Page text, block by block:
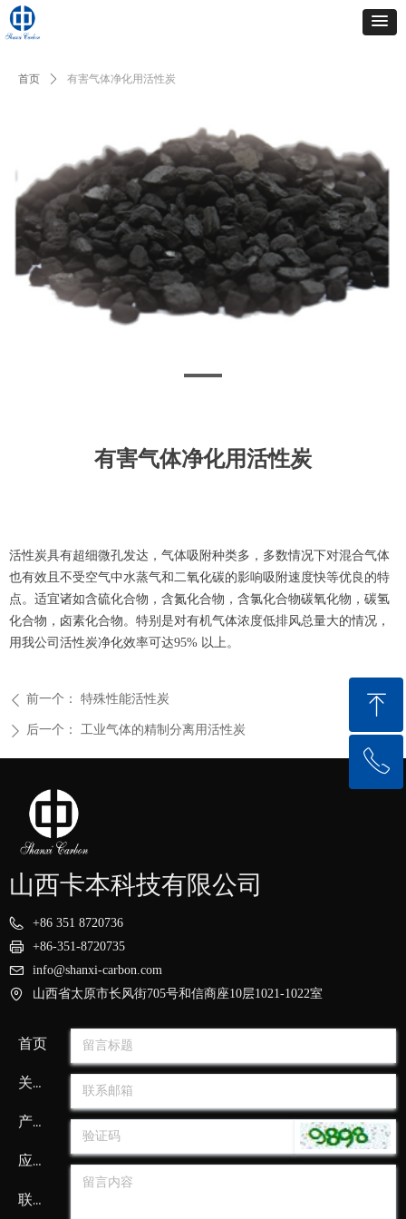
首页 ꄲ 有害气体净化用活性炭
有害气体净化用活性炭
ꄴ 前一个： 特殊性能活性炭
ꄲ 后一个： 工业气体的精制分离用活性炭
活性炭具有超细微孔发达，气体吸附种类多，多数情况下对混合气体
也有效且不受空气中水蒸气和二氧化碳的影响吸附速度快等优良的特
点。适宜诸如含硫化合物，含氮化合物，含氯化合物碳氧化物，碳氢
化合物，卤素化合物。特别是对有机气体浓度低排风总量大的情况，
用我公司活性炭净化效率可达95% 以上。
山西卡本科技有限公司
+86 351 8720736
+86-351-8720735
info@shanxi-carbon.com
山西省太原市长风街705号和信商座10层1021-1022室
首页
关于我们
产品中心
应用领域
联系我们
ꁸ
回到顶部
ꂅ